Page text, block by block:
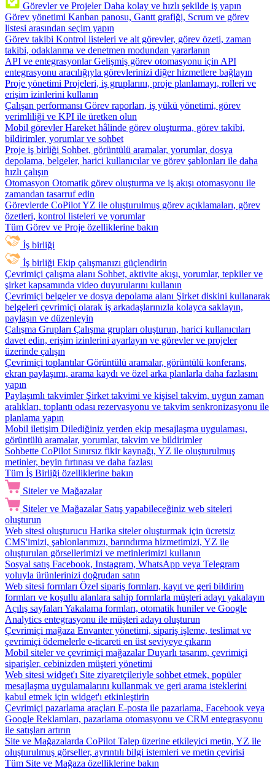
Görevler ve Projeler Daha kolay ve hızlı şekilde iş yapın
Görev yönetimi Kanban panosu, Gantt grafiği, Scrum ve görev
listesi arasından seçim yapın
Görev takibi Kontrol listeleri ve alt görevler, görev özeti, zaman
takibi, odaklanma ve denetmen modundan yararlanın
API ve entegrasyonlar Gelişmiş görev otomasyonu için API
entegrasyonu aracılığıyla görevlerinizi diğer hizmetlere bağlayın
Proje yönetimi Projeleri, iş gruplarını, proje planlamayı, rolleri ve
erişim izinlerini kullanın
Çalışan performansı Görev raporları, iş yükü yönetimi, görev
verimliliği ve KPI ile üretken olun
Mobil görevler Hareket hâlinde görev oluşturma, görev takibi,
bildirimler, yorumlar ve sohbet
Proje iş birliği Sohbet, görüntülü aramalar, yorumlar, dosya
depolama, belgeler, harici kullanıcılar ve görev şablonları ile daha
hızlı çalışın
Otomasyon Otomatik görev oluşturma ve iş akışı otomasyonu ile
zamandan tasarruf edin
Görevlerde CoPilotYZ ile oluşturulmuş görev açıklamaları, görev
özetleri, kontrol listeleri ve yorumlar
Tüm Görev ve Proje özelliklerine bakın
İş birliği
İş birliği Ekip çalışmanızı güçlendirin
Çevrimiçi çalışma alanı Sohbet, aktivite akışı, yorumlar, tepkiler ve
şirket kapsamında video duyurularını kullanın
Çevrimiçi belgeler ve dosya depolama alanı Şirket diskini kullanarak
belgeleri çevrimiçi olarak iş arkadaşlarınızla kolayca saklayın,
paylaşın ve düzenleyin
Çalışma Grupları Çalışma grupları oluşturun, harici kullanıcıları
davet edin, erişim izinlerini ayarlayın ve görevler ve projeler
üzerinde çalışın
Çevrimiçi toplantılar Görüntülü aramalar, görüntülü konferans,
ekran paylaşımı, arama kaydı ve özel arka planlarla daha fazlasını
yapın
Paylaşımlı takvimler Şirket takvimi ve kişisel takvim, uygun zaman
aralıkları, toplantı odası rezervasyonu ve takvim senkronizasyonu ile
planlama yapın
Mobil iletişim Dilediğiniz yerden ekip mesajlaşma uygulaması,
görüntülü aramalar, yorumlar, takvim ve bildirimler
Sohbette CoPilot Sınırsız fikir kaynağı, YZ ile oluşturulmuş
metinler, beyin fırtınası ve daha fazlası
Tüm İş Birliği özelliklerine bakın
Siteler ve Mağazalar
Siteler ve Mağazalar Satış yapabileceğiniz web siteleri
oluşturun
Web sitesi oluşturucu Harika siteler oluşturmak için ücretsiz
CMS'imizi, şablonlarımızı, barındırma hizmetimizi, YZ ile
oluşturulan görsellerimizi ve metinlerimizi kullanın
Sosyal satış Facebook, Instagram, WhatsApp veya Telegram
yoluyla ürünlerinizi doğrudan satın
Web sitesi formları Özel sipariş formları, kayıt ve geri bildirim
formları ve koşullu alanlara sahip formlarla müşteri adayı yakalayın
Açılış sayfaları Yakalama formları, otomatik huniler ve Google
Analytics entegrasyonu ile müşteri adayı oluşturun
Çevrimiçi mağaza Envanter yönetimi, sipariş işleme, teslimat ve
çevrimiçi ödemelerle e-ticareti en üst seviyeye çıkarın
Mobil siteler ve çevrimiçi mağazalar Duyarlı tasarım, çevrimiçi
siparişler, cebinizden müşteri yönetimi
Web sitesi widget'ı Site ziyaretçileriyle sohbet etmek, popüler
mesajlaşma uygulamalarını kullanmak ve geri arama isteklerini
kabul etmek için widget'ı etkinleştirin
Çevrimiçi pazarlama araçları E-posta ile pazarlama, Facebook veya
Google Reklamları, pazarlama otomasyonu ve CRM entegrasyonu
ile satışları artırın
Site ve Mağazalarda CoPilot Talep üzerine etkileyici metin, YZ ile
oluşturulmuş görseller, ayrıntılı bilgi istemleri ve metin çevirisi
Tüm Site ve Mağaza özelliklerine bakın